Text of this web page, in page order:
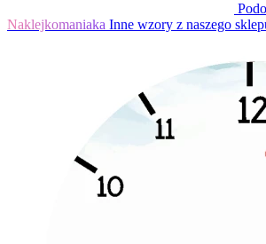
Naklejkomaniaka Inne wzory z naszego